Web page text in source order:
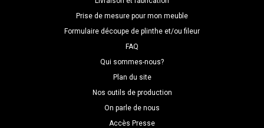
Prise de mesure pour mon meuble
Formulaire découpe de plinthe et/ou fileur
FAQ
Qui sommes-nous?
Plan du site
Nos outils de production
On parle de nous
Accès Presse